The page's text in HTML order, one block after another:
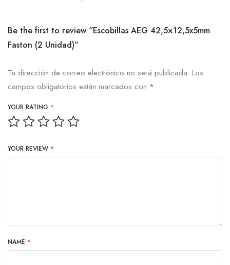
Be the first to review “Escobillas AEG 42,5×12,5x5mm
Faston (2 Unidad)”
Tu dirección de correo electrónico no será publicada. Los
campos obligatorios están marcados con *
YOUR RATING *
YOUR REVIEW *
NAME *